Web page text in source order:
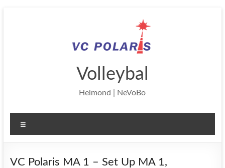
Volleybal
Helmond | NeVoBo
VC Polaris MA 1 – Set Up MA 1,